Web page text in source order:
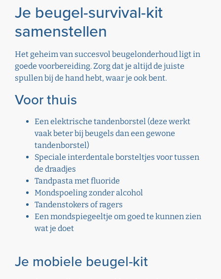
Je beugel-survival-kit
samenstellen
Het geheim van succesvol beugelonderhoud ligt in
goede voorbereiding. Zorg dat je altijd de juiste
spullen bij de hand hebt, waar je ook bent.
Voor thuis
Een elektrische tandenborstel (deze werkt
vaak beter bij beugels dan een gewone
tandenborstel)
Speciale interdentale borsteltjes voor tussen
de draadjes
Tandpasta met fluoride
Mondspoeling zonder alcohol
Tandenstokers of ragers
Een mondspiegeeltje om goed te kunnen zien
wat je doet
Je mobiele beugel-kit